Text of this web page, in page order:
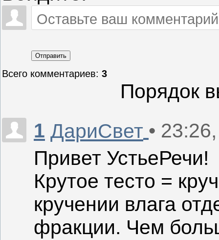
Отправить
Всего комментариев: 3
Порядок
1 ДариСвет •
Привет УстьеРечи!
Крутое тесто =
кручении влага
фракции. Чем